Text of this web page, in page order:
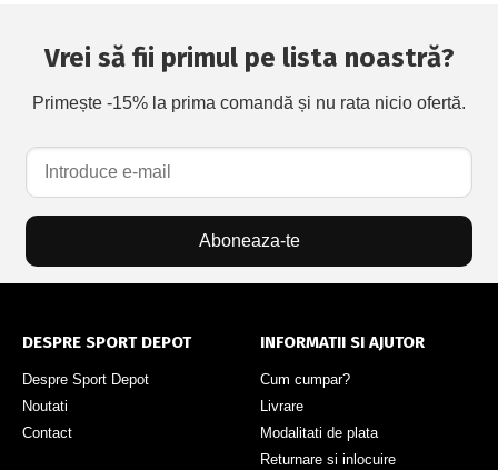
Vrei să fii primul pe lista noastră?
Primește -15% la prima comandă și nu rata nicio ofertă.
Aboneaza-te
DESPRE SPORT DEPOT
Despre Sport Depot
Noutati
Contact
INFORMATII SI AJUTOR
Cum cumpar?
Livrare
Modalitati de plata
Returnare si inlocuire